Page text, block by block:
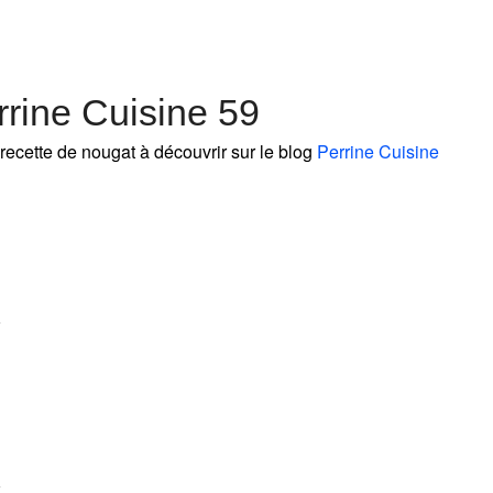
Cuisine 59
de nougat à découvrir sur le blog Perrine Cuisine